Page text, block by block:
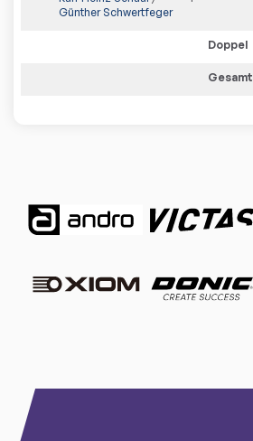
Günther Schwertfeger
Doppel
Gesamt